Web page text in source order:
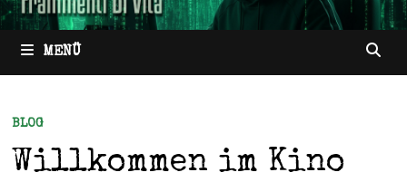
MENÜ
BLOG
Willkommen im Kino